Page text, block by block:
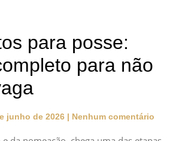
para posse:
para não
junho de 2026 Nenhum comentário